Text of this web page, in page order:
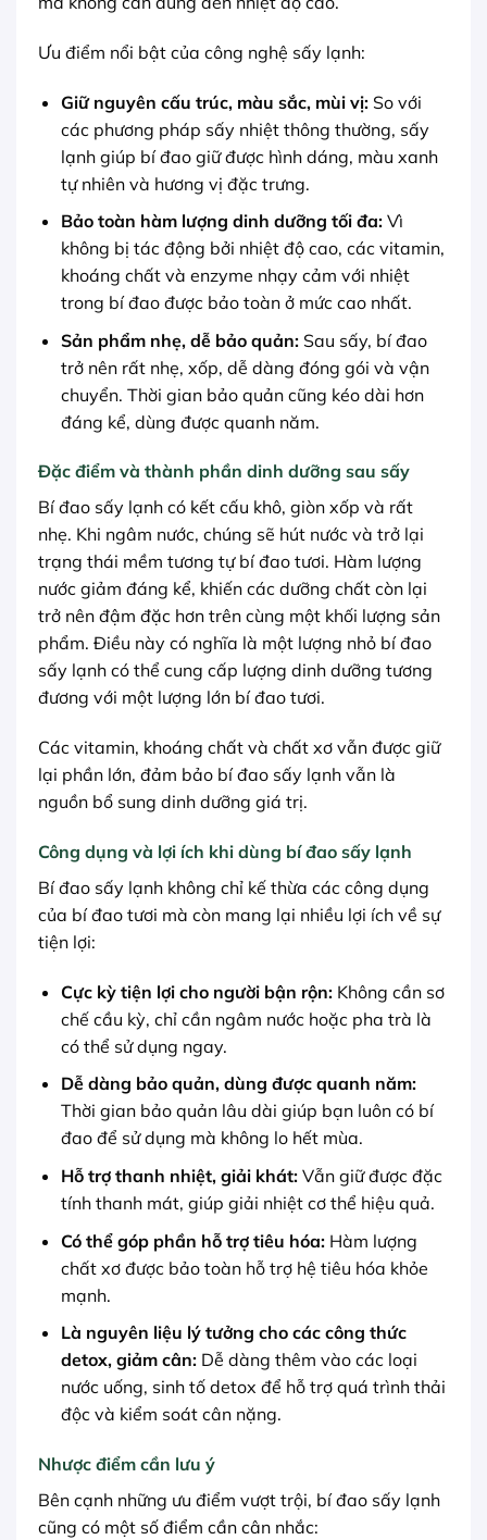
Ưu điểm nổi bật của công nghệ sấy lạnh:
Giữ nguyên cấu trúc, màu sắc, mùi vị:So với
các phương pháp sấy nhiệt thông thường, sấy
lạnh giúp bí đao giữ được hình dáng, màu xanh
tự nhiên và hương vị đặc trưng.
Bảo toàn hàm lượng dinh dưỡng tối đa:Vì
không bị tác động bởi nhiệt độ cao, các vitamin,
khoáng chất và enzyme nhạy cảm với nhiệt
trong bí đao được bảo toàn ở mức cao nhất.
Sản phẩm nhẹ, dễ bảo quản:Sau sấy, bí đao
trở nên rất nhẹ, xốp, dễ dàng đóng gói và vận
chuyển. Thời gian bảo quản cũng kéo dài hơn
đáng kể, dùng được quanh năm.
Đặc điểm và thành phần dinh dưỡng sau sấy
Bí đao sấy lạnh có kết cấu khô, giòn xốp và rất
nhẹ. Khi ngâm nước, chúng sẽ hút nước và trở lại
trạng thái mềm tương tự bí đao tươi. Hàm lượng
nước giảm đáng kể, khiến các dưỡng chất còn lại
trở nên đậm đặc hơn trên cùng một khối lượng sản
phẩm. Điều này có nghĩa là một lượng nhỏ bí đao
sấy lạnh có thể cung cấp lượng dinh dưỡng tương
đương với một lượng lớn bí đao tươi.
Các vitamin, khoáng chất và chất xơ vẫn được giữ
lại phần lớn, đảm bảo bí đao sấy lạnh vẫn là
nguồn bổ sung dinh dưỡng giá trị.
Công dụng và lợi ích khi dùng bí đao sấy lạnh
Bí đao sấy lạnh không chỉ kế thừa các công dụng
của bí đao tươi mà còn mang lại nhiều lợi ích về sự
tiện lợi:
Cực kỳ tiện lợi cho người bận rộn:Không cần sơ
chế cầu kỳ, chỉ cần ngâm nước hoặc pha trà là
có thể sử dụng ngay.
Dễ dàng bảo quản, dùng được quanh năm:
Thời gian bảo quản lâu dài giúp bạn luôn có bí
đao để sử dụng mà không lo hết mùa.
Hỗ trợ thanh nhiệt, giải khát:Vẫn giữ được đặc
tính thanh mát, giúp giải nhiệt cơ thể hiệu quả.
Có thể góp phần hỗ trợ tiêu hóa:Hàm lượng
chất xơ được bảo toàn hỗ trợ hệ tiêu hóa khỏe
mạnh.
Là nguyên liệu lý tưởng cho các công thức
detox, giảm cân:Dễ dàng thêm vào các loại
nước uống, sinh tố detox để hỗ trợ quá trình thải
độc và kiểm soát cân nặng.
Nhược điểm cần lưu ý
Bên cạnh những ưu điểm vượt trội, bí đao sấy lạnh
cũng có một số điểm cần cân nhắc: